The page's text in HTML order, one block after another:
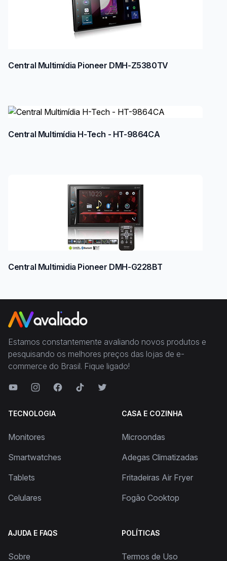
Central Multimídia Pioneer DMH-Z5380TV
Central Multimídia H-Tech - HT-9864CA
Central Multimidia Pioneer DMH-G228BT
Estamos constantemente avaliando novos produtos e
pesquisando os melhores preços das lojas de e-
commerce do Brasil. Fique ligado!
TECNOLOGIA
Monitores
Smartwatches
Tablets
Celulares
CASA E COZINHA
Microondas
Adegas Climatizadas
Fritadeiras Air Fryer
Fogão Cooktop
AJUDA E FAQS
Sobre
POLÍTICAS
Termos de Uso